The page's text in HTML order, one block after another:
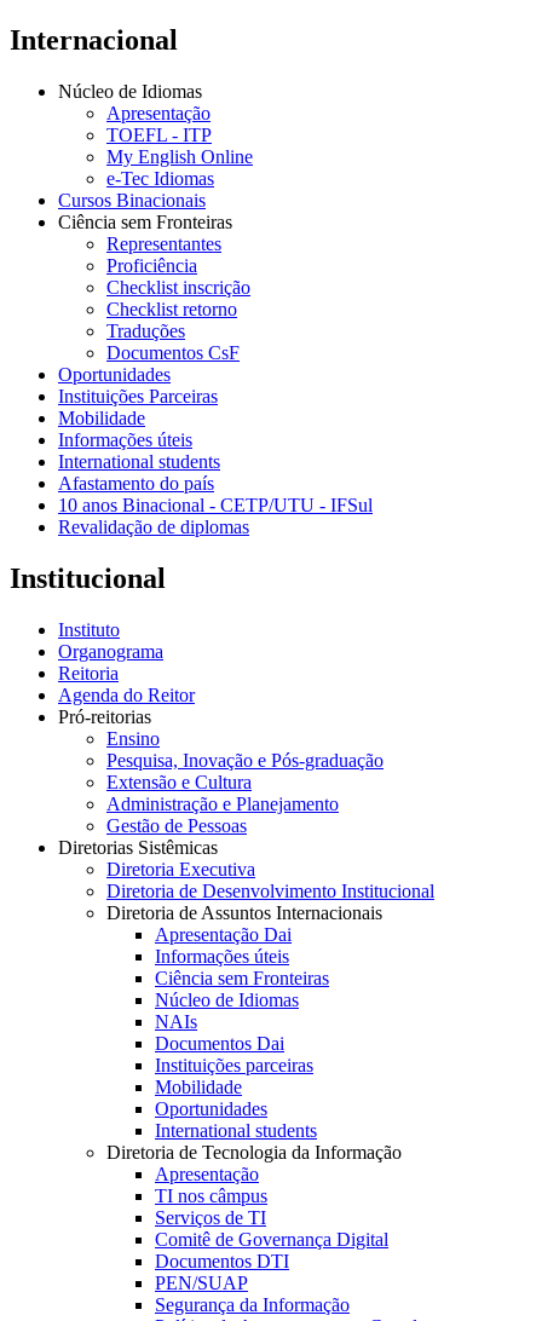
Internacional
Núcleo de Idiomas
Apresentação
TOEFL - ITP
My English Online
e-Tec Idiomas
Cursos Binacionais
Ciência sem Fronteiras
Representantes
Proficiência
Checklist inscrição
Checklist retorno
Traduções
Documentos CsF
Oportunidades
Instituições Parceiras
Mobilidade
Informações úteis
International students
Afastamento do país
10 anos Binacional - CETP/UTU - IFSul
Revalidação de diplomas
Institucional
Instituto
Organograma
Reitoria
Agenda do Reitor
Pró-reitorias
Ensino
Pesquisa, Inovação e Pós-graduação
Extensão e Cultura
Administração e Planejamento
Gestão de Pessoas
Diretorias Sistêmicas
Diretoria Executiva
Diretoria de Desenvolvimento Institucional
Diretoria de Assuntos Internacionais
Apresentação Dai
Informações úteis
Ciência sem Fronteiras
Núcleo de Idiomas
NAIs
Documentos Dai
Instituições parceiras
Mobilidade
Oportunidades
International students
Diretoria de Tecnologia da Informação
Apresentação
TI nos câmpus
Serviços de TI
Comitê de Governança Digital
Documentos DTI
PEN/SUAP
Segurança da Informação